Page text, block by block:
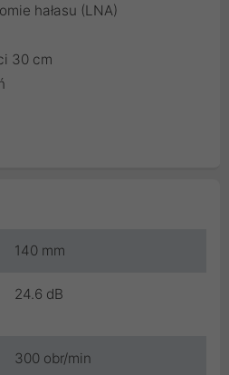
hałasu (LNA)
30 cm
140 mm
24.6 dB
300 obr/min